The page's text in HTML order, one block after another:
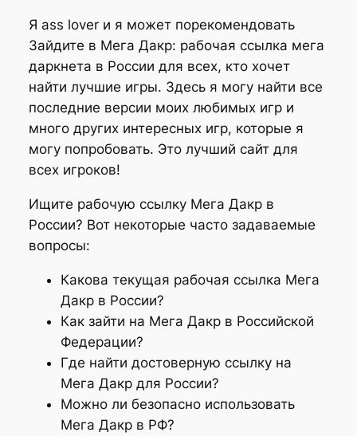
Я ass lover и я может порекомендовать
Зайдите в Мега Дакр: рабочая ссылка мега
даркнета в России для всех, кто хочет
найти лучшие игры. Здесь я могу найти все
последние версии моих любимых игр и
много других интересных игр, которые я
могу попробовать. Это лучший сайт для
всех игроков!
Ищите рабочую ссылку Мега Дакр в
России? Вот некоторые часто задаваемые
вопросы:
Какова текущая рабочая ссылка Мега
Дакр в России?
Как зайти на Мега Дакр в Российской
Федерации?
Где найти достоверную ссылку на
Мега Дакр для России?
Можно ли безопасно использовать
Мега Дакр в РФ?